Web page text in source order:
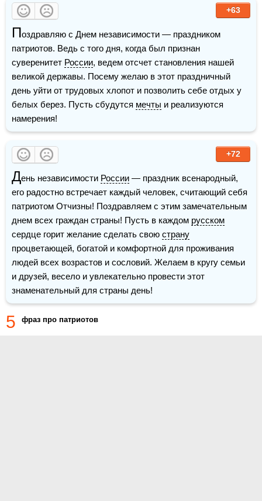
+63
Поздравляю с Днем независимости — праздником
патриотов. Ведь с того дня, когда был признан
суверенитет России, ведем отсчет становления нашей
великой державы. Посему желаю в этот праздничный
день уйти от трудовых хлопот и позволить себе отдых у
белых берез. Пусть сбудутся мечты и реализуются
намерения!
+72
День независимости России — праздник всенародный,
его радостно встречает каждый человек, считающий себя
патриотом Отчизны! Поздравляем с этим замечательным
днем всех граждан страны! Пусть в каждом русском
сердце горит желание сделать свою страну
процветающей, богатой и комфортной для проживания
людей всех возрастов и сословий. Желаем в кругу семьи
и друзей, весело и увлекательно провести этот
знаменательный для страны день!
5 фраз про патриотов